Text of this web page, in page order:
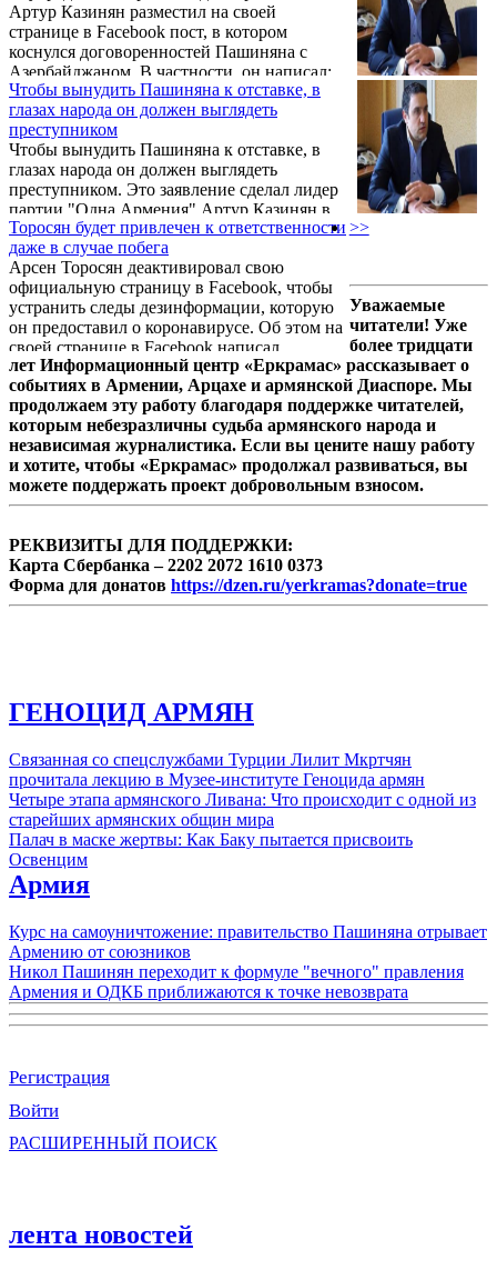
«Ни у одного человека, способного думать,
нет никаких сомнений в том, что вчера
Гагик Царукян был арестован по чисто
политическим мотивам.
Артур Казинян разместил на своей
странице в Facebook пост, в котором
коснулся договоренностей Пашиняна с
Азербайджаном. В частности, он написал:
Чтобы вынудить Пашиняна к отставке, в
глазах народа он должен выглядеть
преступником
Чтобы вынудить Пашиняна к отставке, в
глазах народа он должен выглядеть
преступником. Это заявление сделал лидер
партии "Одна Армения" Артур Казинян в
эксклюзивном интервью "Голосу
Армении", в котором коснулся самых
актуальных вопросов сегодняшней
внутренней политики Армении и
социально-политического состояния
страны.
Торосян будет привлечен к ответственности
даже в случае побега
Арсен Торосян деактивировал свою
официальную страницу в Facebook, чтобы
устранить следы дезинформации, которую
он предоставил о коронавирусе. Об этом на
своей странице в Facebook написал
руководитель партии «Единая Армения»
Артур Казинян.
>>
Уважаемые
читатели! Уже
более тридцати
лет Информационный центр «Еркрамас» рассказывает о
событиях в Армении, Арцахе и армянской Диаспоре. Мы
продолжаем эту работу благодаря поддержке читателей,
которым небезразличны судьба армянского народа и
независимая журналистика. Если вы цените нашу работу
и хотите, чтобы «Еркрамас» продолжал развиваться, вы
можете поддержать проект добровольным взносом.
РЕКВИЗИТЫ ДЛЯ ПОДДЕРЖКИ:
Карта Сбербанка – 2202 2072 1610 0373
Форма для донатов https://dzen.ru/yerkramas?donate=true
ГЕНОЦИД АРМЯН
Связанная со спецслужбами Турции Лилит Мкртчян
прочитала лекцию в Музее-институте Геноцида армян
Четыре этапа армянского Ливана: Что происходит с одной из
старейших армянских общин мира
Палач в маске жертвы: Как Баку пытается присвоить
Освенцим
Армия
Курс на самоуничтожение: правительство Пашиняна отрывает
Армению от союзников
Никол Пашинян переходит к формуле "вечного" правления
Армения и ОДКБ приближаются к точке невозврата
Регистрация
Войти
РАСШИРЕННЫЙ ПОИСК
лента новостей